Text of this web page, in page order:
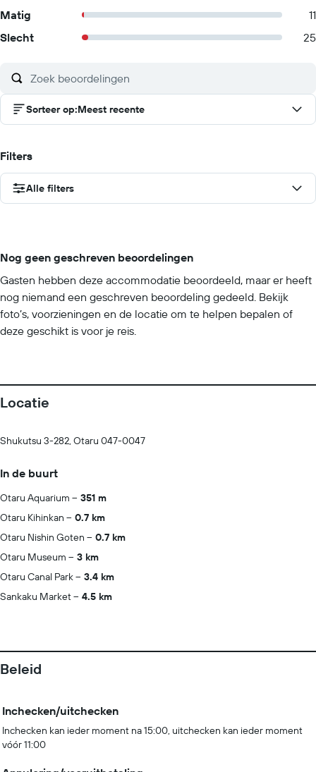
Matig
11
Slecht
25
Sorteer op:Meest recente
Filters
Alle filters
Nog geen geschreven beoordelingen
Gasten hebben deze accommodatie beoordeeld, maar er heeft
nog niemand een geschreven beoordeling gedeeld. Bekijk
foto’s, voorzieningen en de locatie om te helpen bepalen of
deze geschikt is voor je reis.
Locatie
Shukutsu 3-282, Otaru 047-0047
In de buurt
Otaru Aquarium
351 m
Otaru Kihinkan
0.7 km
Otaru Nishin Goten
0.7 km
Otaru Museum
3 km
Otaru Canal Park
3.4 km
Sankaku Market
4.5 km
Beleid
Inchecken/uitchecken
Inchecken kan ieder moment na 15:00, uitchecken kan ieder moment
vóór 11:00